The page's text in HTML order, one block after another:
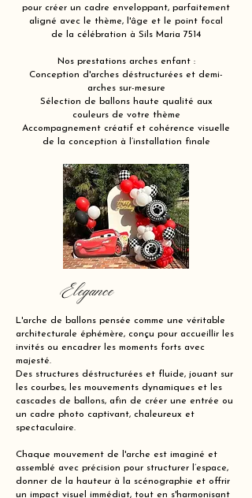
pour créer un cadre enveloppant, parfaitement
aligné avec le thème, l'âge et le point focal
de la célébration à Sils Maria 7514
Nos prestations arches enfant :
Conception d'arches déstructurées et demi-
arches sur-mesure
Sélection de ballons haute qualité aux
couleurs de votre thème
Accompagnement créatif et cohérence visuelle
de la conception à l’installation finale
Elegance
L'arche de ballons pensée comme une véritable
architecturale éphémère, conçu pour accueillir les
invités ou encadrer les moments forts avec
majesté.
Des structures déstructurées et fluide, jouant sur
les courbes, les mouvements dynamiques et les
cascades de ballons, afin de créer une entrée ou
un cadre photo captivant, chaleureux et
spectaculaire.
Chaque mouvement de l'arche est imaginé et
assemblé avec précision pour structurer l’espace,
donner de la hauteur à la scénographie et offrir
un impact visuel immédiat, tout en s'harmonisant